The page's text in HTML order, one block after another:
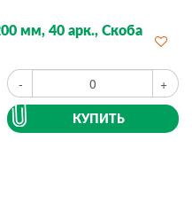
мм, 40 арк., Скоба
- +
КУПИТЬ